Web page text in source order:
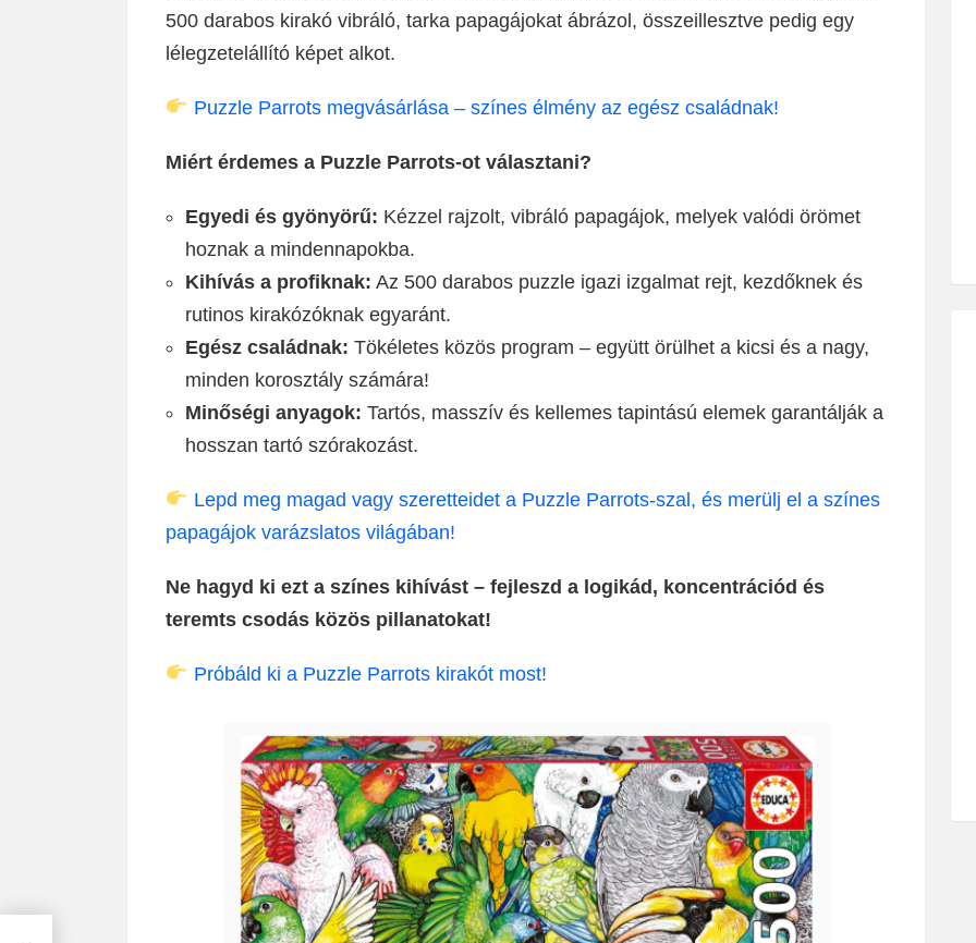
500 darabos kirakó vibráló, tarka papagájokat ábrázol, összeillesztve pedig egy
lélegzetelállító képet alkot.
Puzzle Parrots megvásárlása – színes élmény az egész családnak!
Miért érdemes a Puzzle Parrots-ot választani?
Egyedi és gyönyörű: Kézzel rajzolt, vibráló papagájok, melyek valódi örömet
hoznak a mindennapokba.
Kihívás a profiknak: Az 500 darabos puzzle igazi izgalmat rejt, kezdőknek és
rutinos kirakózóknak egyaránt.
Egész családnak: Tökéletes közös program – együtt örülhet a kicsi és a nagy,
minden korosztály számára!
Minőségi anyagok: Tartós, masszív és kellemes tapintású elemek garantálják a
hosszan tartó szórakozást.
Lepd meg magad vagy szeretteidet a Puzzle Parrots-szal, és merülj el a színes
papagájok varázslatos világában!
Ne hagyd ki ezt a színes kihívást – fejleszd a logikád, koncentrációd és
teremts csodás közös pillanatokat!
Próbáld ki a Puzzle Parrots kirakót most!